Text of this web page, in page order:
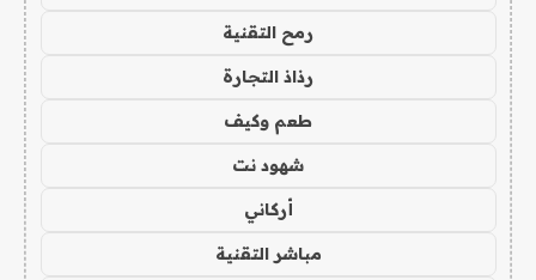
رمح التقنية
رذاذ التجارة
طعم وكيف
شهود نت
أركاني
مباشر التقنية